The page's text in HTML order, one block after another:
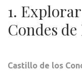
1.
Condes
Castillo de los